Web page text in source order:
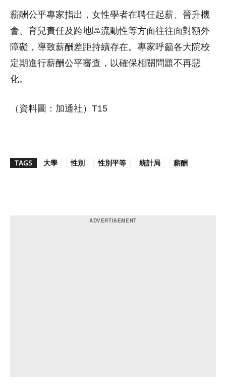
薪酬公平專家指出，女性學者在聘任起薪、晉升機
會、育兒責任及跨地區流動性等方面往往面對額外
障礙，導致薪酬差距持續存在。專家呼籲各大院校
定期進行薪酬公平審查，以確保相關問題不再惡
化。
（資料圖：加通社）T15
TAGS 大學 性別 性別平等 統計局 薪酬